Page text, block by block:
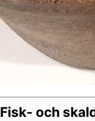
Fisk- och